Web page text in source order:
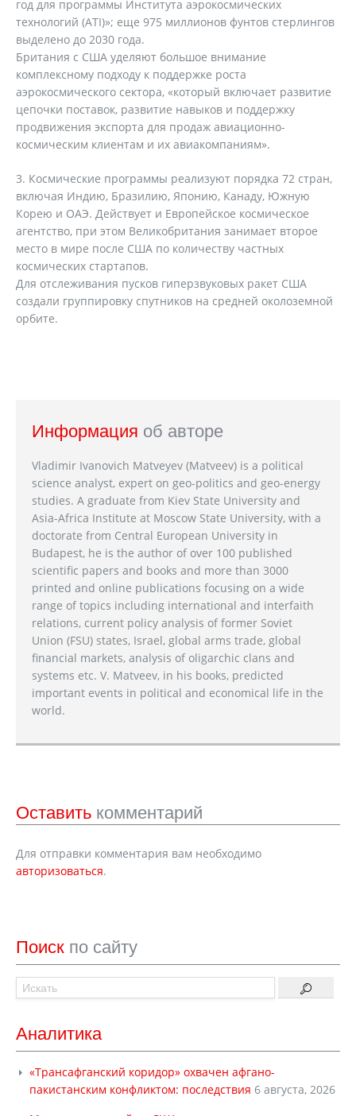
год для программы Института аэрокосмических
технологий (ATI)»; еще 975 миллионов фунтов стерлингов
выделено до 2030 года.
Британия с США уделяют большое внимание
комплексному подходу к поддержке роста
аэрокосмического сектора, «который включает развитие
цепочки поставок, развитие навыков и поддержку
продвижения экспорта для продаж авиационно-
космическим клиентам и их авиакомпаниям».
Космические программы реализуют порядка 72 стран,
включая Индию, Бразилию, Японию, Канаду, Южную
Корею и ОАЭ. Действует и Европейское космическое
агентство, при этом Великобритания занимает второе
место в мире после США по количеству частных
космических стартапов.
Для отслеживания пусков гиперзвуковых ракет США
создали группировку спутников на средней околоземной
орбите.
Информация об авторе
Vladimir Ivanovich Matveyev (Matveev) is a political
science analyst, expert on geo-politics and geo-energy
studies. A graduate from Kiev State University and
Asia-Africa Institute at Moscow State University, with a
doctorate from Central European University in
Budapest, he is the author of over 100 published
scientific papers and books and more than 3000
printed and online publications focusing on a wide
range of topics including international and interfaith
relations, current policy analysis of former Soviet
Union (FSU) states, Israel, global arms trade, global
financial markets, analysis of oligarchic clans and
systems etc. V. Matveev, in his books, predicted
important events in political and economical life in the
world.
Оставить комментарий
Для отправки комментария вам необходимо
авторизоваться.
Поиск по сайту
Аналитика
«Трансафганский коридор» охвачен афгано-
пакистанским конфликтом: последствия 6 августа, 2026